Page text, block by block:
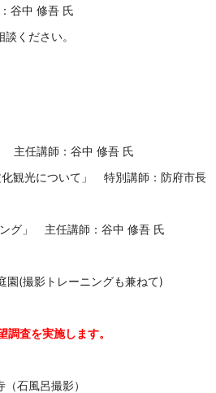
谷中 修吾 氏
ください。
主任講師：谷中 修吾 氏
観光について 」 特別講師：防府市長
グ」 主任講師：谷中 修吾 氏
(撮影トレーニングも兼ねて)
査を実施します。
石風呂撮影）